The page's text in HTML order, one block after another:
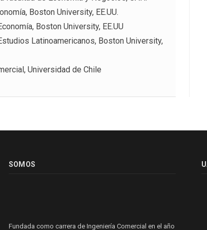
Boston University, EE.UU.
Boston University, EE.UU
Latinoamericanos, Boston University,
Universidad de Chile
SOMOS
Fundada como carrera de Ingeniería Comercial en el año